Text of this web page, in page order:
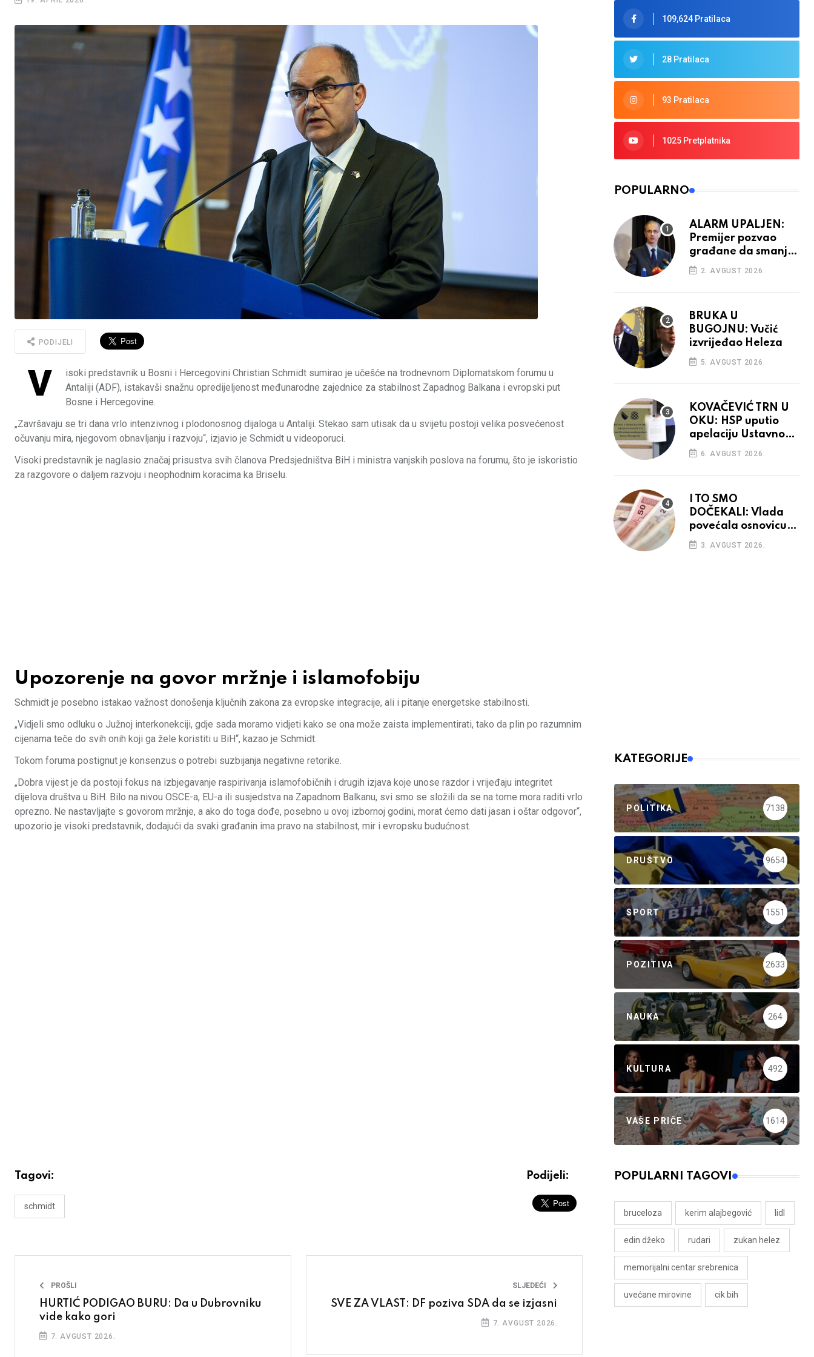
PODIJELI
V
isoki predstavnik u Bosni i Hercegovini Christian Schmidt sumirao je učešće na trodnevnom Diplomatskom forumu u
Antaliji (ADF), istakavši snažnu opredijeljenost međunarodne zajednice za stabilnost Zapadnog Balkana i evropski put
Bosne i Hercegovine.
„Završavaju se tri dana vrlo intenzivnog i plodonosnog dijaloga u Antaliji. Stekao sam utisak da u svijetu postoji velika posvećenost
očuvanju mira, njegovom obnavljanju i razvoju“, izjavio je Schmidt u videoporuci.
Visoki predstavnik je naglasio značaj prisustva svih članova Predsjedništva BiH i ministra vanjskih poslova na forumu, što je iskoristio
za razgovore o daljem razvoju i neophodnim koracima ka Briselu.
Upozorenje na govor mržnje i islamofobiju
Schmidt je posebno istakao važnost donošenja ključnih zakona za evropske integracije, ali i pitanje energetske stabilnosti.
„Vidjeli smo odluku o Južnoj interkonekciji, gdje sada moramo vidjeti kako se ona može zaista implementirati, tako da plin po razumnim
cijenama teče do svih onih koji ga žele koristiti u BiH“, kazao je Schmidt.
Tokom foruma postignut je konsenzus o potrebi suzbijanja negativne retorike.
„Dobra vijest je da postoji fokus na izbjegavanje raspirivanja islamofobičnih i drugih izjava koje unose razdor i vrijeđaju integritet
dijelova društva u BiH. Bilo na nivou OSCE-a, EU-a ili susjedstva na Zapadnom Balkanu, svi smo se složili da se na tome mora raditi vrlo
oprezno. Ne nastavljajte s govorom mržnje, a ako do toga dođe, posebno u ovoj izbornoj godini, morat ćemo dati jasan i oštar odgovor“,
upozorio je visoki predstavnik, dodajući da svaki građanin ima pravo na stabilnost, mir i evropsku budućnost.
Tagovi:
schmidt
Podijeli:
PROŠLI
HURTIĆ PODIGAO BURU: Da u Dubrovniku
vide kako gori
7. AVGUST 2026.
SLJEDEĆI
SVE ZA VLAST: DF poziva SDA da se izjasni
7. AVGUST 2026.
109,624 Pratilaca
28 Pratilaca
93 Pratilaca
1025 Pretplatnika
POPULARNO
ALARM UPALJEN:
Premijer pozvao
građane da smanje
potrošnju struje
2. AVGUST 2026.
BRUKA U
BUGOJNU: Vučić
izvrijeđao Heleza
5. AVGUST 2026.
KOVAČEVIĆ TRN U
OKU: HSP uputio
apelaciju Ustavnom
sudu BiH
6. AVGUST 2026.
I TO SMO
DOČEKALI: Vlada
povećala osnovicu
za obračun plaća
budžetskim
3. AVGUST 2026.
KATEGORIJE
POLITIKA 7138
DRUŠTVO 9654
SPORT 1551
POZITIVA 2633
NAUKA 264
KULTURA 492
VAŠE PRIČE 1614
POPULARNI TAGOVI
bruceloza kerim alajbegović lidl
edin džeko rudari zukan helez
memorijalni centar srebrenica
uvećane mirovine cik bih